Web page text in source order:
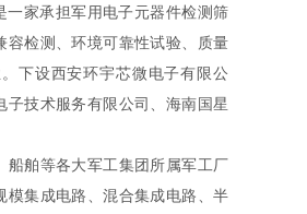
家承担军用电子元器件检测筛
检测、环境可靠性试验、质量
下设西安环宇芯微电子有限公
技术服务有限公司、海南国星
舶等各大军工集团所属军工厂
模集成电路、混合集成电路、半